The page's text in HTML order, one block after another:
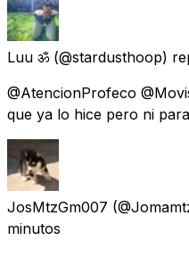
Luu ॐ (@stardusthoop)
@AtencionProfeco
que ya lo hice pero ni
JosMtzGm007
minutos